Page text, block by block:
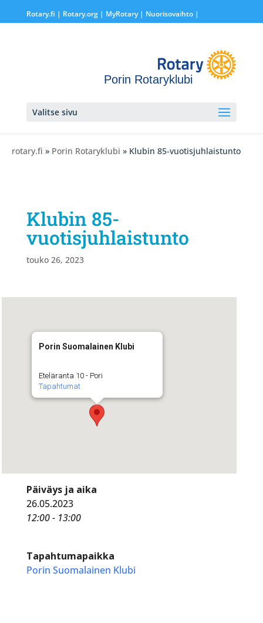
Rotary.fi | Rotary.org| MyRotary | Nuorisovaihto|
Porin Rotaryklubi
Valitse sivu
rotary.fi » Porin Rotaryklubi » Klubin 85-vuotisjuhlaistunto
Klubin 85-
vuotisjuhlaistunto
touko 26, 2023
Porin Suomalainen Klubi
Eteläranta 10 - Pori
Tapahtumat
Päiväys ja aika
26.05.2023
12:00 - 13:00
Tapahtumapaikka
Porin Suomalainen Klubi